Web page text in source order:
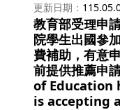
更新日期
教育部受理申
院學生出國參
費補助，有意
前提供推薦申
of
is accepting